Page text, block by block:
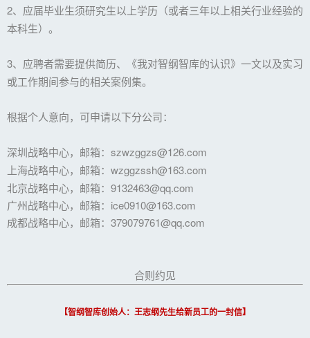
2、应届毕业生须研究生以上学历（或者三年以上相关行业经验的
本科生）。
3、应聘者需要提供简历、《我对智纲智库的认识》一文以及实习
或工作期间参与的相关案例集。
根据个人意向，可申请以下分公司：
深圳战略中心，邮箱：szwzggzs@126.com
上海战略中心，邮箱：wzggzssh@163.com
北京战略中心，邮箱：9132463@qq.com
广州战略中心，邮箱：ice0910@163.com
成都战略中心，邮箱：379079761@qq.com
合则约见
【智纲智库创始人：王志纲先生给新员工的一封信】